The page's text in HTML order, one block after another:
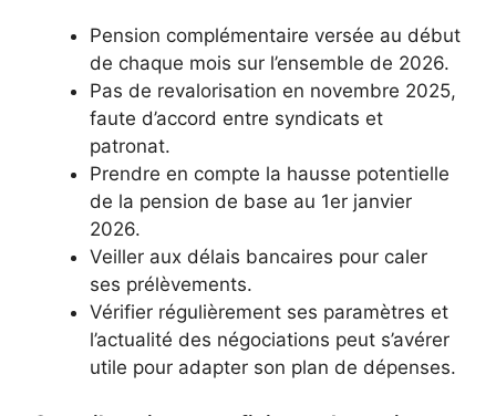
Pension complémentaire versée au début
de chaque mois sur l’ensemble de 2026.
Pas de revalorisation en novembre 2025,
faute d’accord entre syndicats et
patronat.
Prendre en compte la hausse potentielle
de la pension de base au 1er janvier
2026.
Veiller aux délais bancaires pour caler
ses prélèvements.
Vérifier régulièrement ses paramètres et
l’actualité des négociations peut s’avérer
utile pour adapter son plan de dépenses.